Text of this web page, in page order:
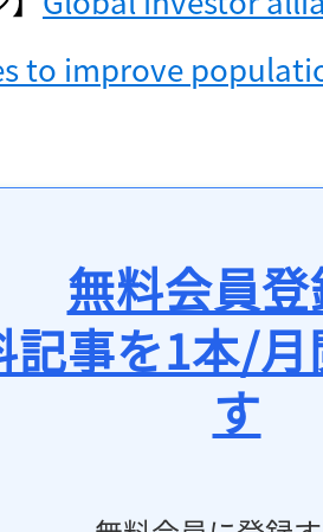
to improve
無料会員
記事を1本/
す